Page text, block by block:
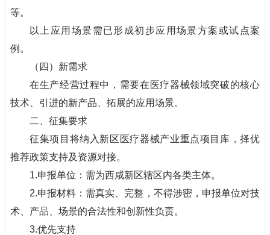
等。
以上应用场景需已形成初步应用场景方案或试点案
例。
（四）新需求
在生产经营过程中，需要在医疗器械领域突破的核心
技术、引进的新产品、拓展的应用场景。
二、征集要求
征集项目将纳入新区医疗器械产业重点项目库，择优
推荐政策支持及资源对接。
1.申报单位：需为西咸新区辖区内各类主体。
2.申报材料：需真实、完整，不得涉密，申报单位对技
术、产品、场景的合法性和创新性负责。
3.优先支持